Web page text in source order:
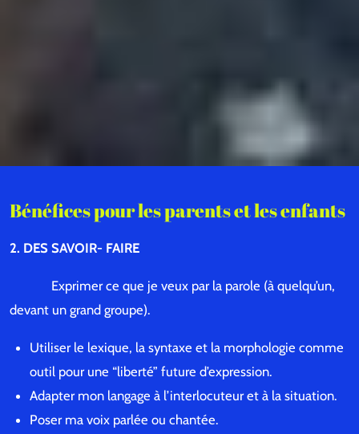
Bénéfices pour les parents et les enfants
2. DES SAVOIR- FAIRE
Exprimer ce que je veux par la parole (à quelqu’un,
devant un grand groupe).
Utiliser le lexique, la syntaxe et la morphologie comme
outil pour une “liberté” future d’expression.
Adapter mon langage à l’interlocuteur et à la situation.
Poser ma voix parlée ou chantée.